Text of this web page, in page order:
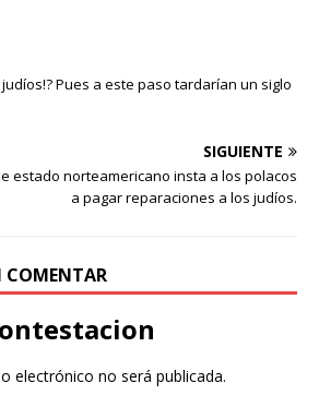
judíos!? Pues a este paso tardarían un siglo
SIGUIENTE
estado norteamericano insta a los polacos
a pagar reparaciones a los judíos.
COMENTAR
electrónico no será publicada.